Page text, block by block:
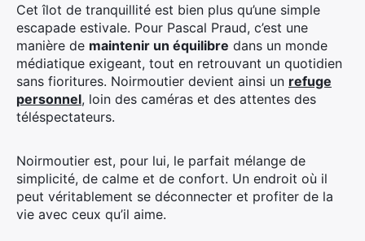
Cet îlot de tranquillité est bien plus qu’une simple
escapade estivale. Pour Pascal Praud, c’est une
manière de maintenir un équilibre dans un monde
médiatique exigeant, tout en retrouvant un quotidien
sans fioritures. Noirmoutier devient ainsi un refuge
personnel, loin des caméras et des attentes des
téléspectateurs.
Noirmoutier est, pour lui, le parfait mélange de
simplicité, de calme et de confort. Un endroit où il
peut véritablement se déconnecter et profiter de la
vie avec ceux qu’il aime.